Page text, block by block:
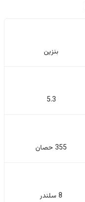
بنزين
5.3
355 حصان
8 سلندر